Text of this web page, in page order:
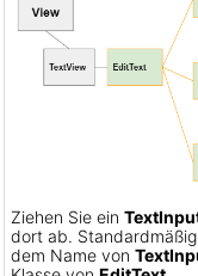
Ziehen Sie ein
dort ab.
dem Name von